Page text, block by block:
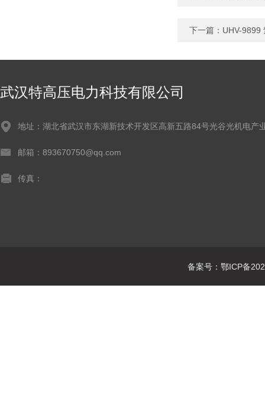
下一篇： UHV-9899
武汉特高压电力科技有限公司
地址：湖北省武汉市东湖新技术开发区高新五路84号光谷光机电产
邮箱：893670750@qq.com
传真：
备案号：鄂ICP备